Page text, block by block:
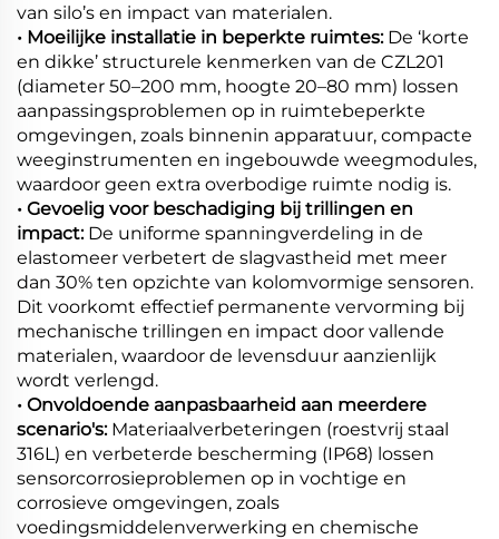
van silo’s en impact van materialen.
• Moeilijke installatie in beperkte ruimtes: De ‘korte
en dikke’ structurele kenmerken van de CZL201
(diameter 50–200 mm, hoogte 20–80 mm) lossen
aanpassingsproblemen op in ruimtebeperkte
omgevingen, zoals binnenin apparatuur, compacte
weeginstrumenten en ingebouwde weegmodules,
waardoor geen extra overbodige ruimte nodig is.
• Gevoelig voor beschadiging bij trillingen en
impact: De uniforme spanningverdeling in de
elastomeer verbetert de slagvastheid met meer
dan 30% ten opzichte van kolomvormige sensoren.
Dit voorkomt effectief permanente vervorming bij
mechanische trillingen en impact door vallende
materialen, waardoor de levensduur aanzienlijk
wordt verlengd.
• Onvoldoende aanpasbaarheid aan meerdere
scenario's: Materiaalverbeteringen (roestvrij staal
316L) en verbeterde bescherming (IP68) lossen
sensorcorrosieproblemen op in vochtige en
corrosieve omgevingen, zoals
voedingsmiddelenverwerking en chemische